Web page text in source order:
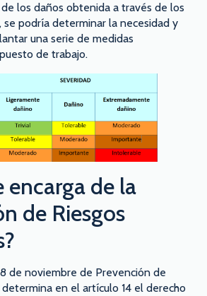
los daños obtenida a través de los
se podría determinar la necesidad y
una serie de medidas
de trabajo.
encarga de la
de Riesgos
8 de noviembre de Prevención de
determina en el artículo 14 el derecho